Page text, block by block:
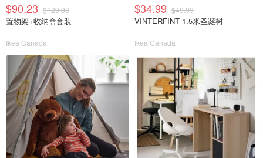
$90.23 $129.00
置物架+收纳盒套装
Ikea Canada
$34.99 $49.99
VINTERFINT 1.5米圣诞树
Ikea Canada